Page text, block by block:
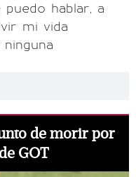
puedo hablar, a
mi vida
de morir por
GOT